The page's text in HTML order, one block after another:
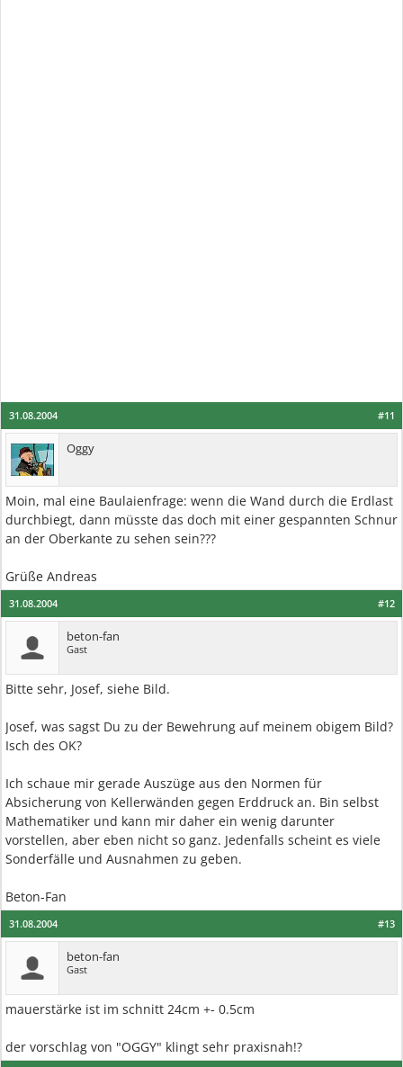
#11
31.08.2004
Oggy
Moin, mal eine Baulaienfrage: wenn die Wand durch die Erdlast
durchbiegt, dann müsste das doch mit einer gespannten Schnur
an der Oberkante zu sehen sein???
Grüße Andreas
#12
31.08.2004
beton-fan
Gast
Bitte sehr, Josef, siehe Bild.
Josef, was sagst Du zu der Bewehrung auf meinem obigem Bild?
Isch des OK?
Ich schaue mir gerade Auszüge aus den Normen für
Absicherung von Kellerwänden gegen Erddruck an. Bin selbst
Mathematiker und kann mir daher ein wenig darunter
vorstellen, aber eben nicht so ganz. Jedenfalls scheint es viele
Sonderfälle und Ausnahmen zu geben.
Beton-Fan
#13
31.08.2004
beton-fan
Gast
mauerstärke ist im schnitt 24cm +- 0.5cm
der vorschlag von "OGGY" klingt sehr praxisnah!?